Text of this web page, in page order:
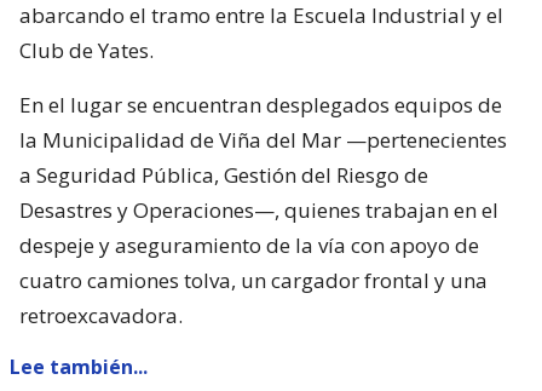
abarcando el tramo entre la Escuela Industrial y el
Club de Yates.
En el lugar se encuentran desplegados equipos de
la Municipalidad de Viña del Mar —pertenecientes
a Seguridad Pública, Gestión del Riesgo de
Desastres y Operaciones—, quienes trabajan en el
despeje y aseguramiento de la vía con apoyo de
cuatro camiones tolva, un cargador frontal y una
retroexcavadora.
Lee también...